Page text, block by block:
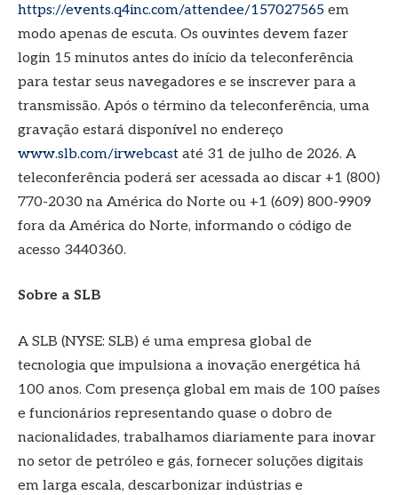
https://events.q4inc.com/attendee/157027565 em
modo apenas de escuta. Os ouvintes devem fazer
login 15 minutos antes do início da teleconferência
para testar seus navegadores e se inscrever para a
transmissão. Após o término da teleconferência, uma
gravação estará disponível no endereço
www.slb.com/irwebcast até 31 de julho de 2026. A
teleconferência poderá ser acessada ao discar +1 (800)
770-2030 na América do Norte ou +1 (609) 800-9909
fora da América do Norte, informando o código de
acesso 3440360.
Sobre a SLB
A SLB (NYSE: SLB) é uma empresa global de
tecnologia que impulsiona a inovação energética há
100 anos. Com presença global em mais de 100 países
e funcionários representando quase o dobro de
nacionalidades, trabalhamos diariamente para inovar
no setor de petróleo e gás, fornecer soluções digitais
em larga escala, descarbonizar indústrias e